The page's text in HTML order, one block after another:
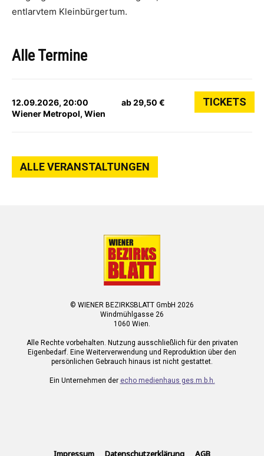
entlarvtem Kleinbürgertum.
Alle Termine
12.09.2026, 20:00
Wiener Metropol, Wien
ab 29,50 € TICKETS
ALLE VERANSTALTUNGEN
© WIENER BEZIRKSBLATT GmbH 2026
Windmühlgasse 26
1060 Wien.
Alle Rechte vorbehalten. Nutzung ausschließlich für den privaten
Eigenbedarf. Eine Weiterverwendung und Reproduktion über den
persönlichen Gebrauch hinaus ist nicht gestattet.
Ein Unternehmen der echo medienhaus ges.m.b.h.
Impressum Datenschutzerklärung AGB